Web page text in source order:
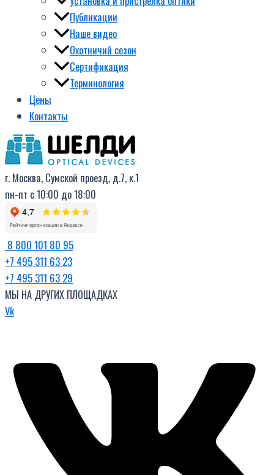
Публикации
Наше видео
Охотничий сезон
Сертификация
Терминология
Цены
Контакты
г. Москва, Сумской проезд, д.7, к.1
пн-пт с 10:00 до 18:00
8 800 101 80 95
+7 495 311 63 23
+7 495 311 63 29
МЫ НА ДРУГИХ ПЛОЩАДКАХ
Vk